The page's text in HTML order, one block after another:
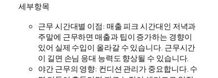
세부항목
근무 시간대별 이점: 매출 피크 시간대인 저녁과
주말에 근무하면 매출과 팁이 증가하는 경향이
있어 실제 수입이 올라갈 수 있습니다. 근무시간
이 길면 손님 응대 능력도 향상될 수 있습니다.
야간 근무의 영향: 컨디션 관리가 중요합니다. 수